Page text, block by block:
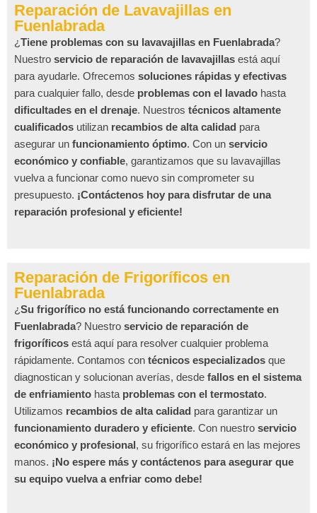
Reparación de Lavavajillas en
Fuenlabrada
¿Tiene problemas con su lavavajillas en Fuenlabrada?
Nuestro servicio de reparación de lavavajillas está aquí
para ayudarle. Ofrecemos soluciones rápidas y efectivas
para cualquier fallo, desde problemas con el lavado hasta
dificultades en el drenaje. Nuestros técnicos altamente
cualificados utilizan recambios de alta calidad para
asegurar un funcionamiento óptimo. Con un servicio
económico y confiable, garantizamos que su lavavajillas
vuelva a funcionar como nuevo sin comprometer su
presupuesto. ¡Contáctenos hoy para disfrutar de una
reparación profesional y eficiente!
Reparación de Frigoríficos en
Fuenlabrada
¿Su frigorífico no está funcionando correctamente en
Fuenlabrada? Nuestro servicio de reparación de
frigoríficos está aquí para resolver cualquier problema
rápidamente. Contamos con técnicos especializados que
diagnostican y solucionan averías, desde fallos en el sistema
de enfriamiento hasta problemas con el termostato.
Utilizamos recambios de alta calidad para garantizar un
funcionamiento duradero y eficiente. Con nuestro servicio
económico y profesional, su frigorífico estará en las mejores
manos. ¡No espere más y contáctenos para asegurar que
su equipo vuelva a enfriar como debe!